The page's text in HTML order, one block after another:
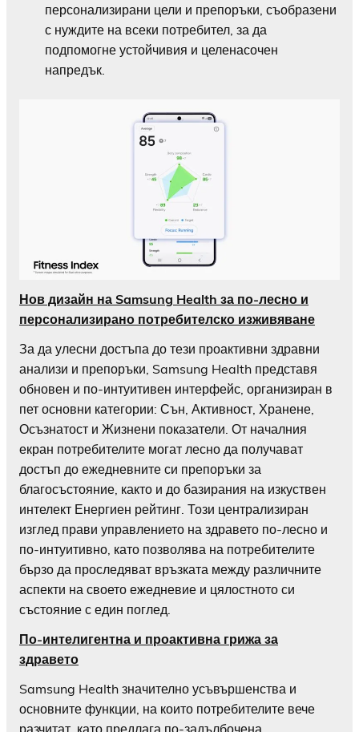
персонализирани цели и препоръки, съобразени
с нуждите на всеки потребител, за да
подпомогне устойчивия и целенасочен
напредък.
Нов дизайн на Samsung Health за по-лесно и
персонализирано потребителско изживяване
За да улесни достъпа до тези проактивни здравни
анализи и препоръки, Samsung Health представя
обновен и по-интуитивен интерфейс, организиран в
пет основни категории: Сън, Активност, Хранене,
Осъзнатост и Жизнени показатели. От началния
екран потребителите могат лесно да получават
достъп до ежедневните си препоръки за
благосъстояние, както и до базирания на изкуствен
интелект Енергиен рейтинг. Този централизиран
изглед прави управлението на здравето по-лесно и
по-интуитивно, като позволява на потребителите
бързо да проследяват връзката между различните
аспекти на своето ежедневие и цялостното си
състояние с един поглед.
По-интелигентна и проактивна грижа за
здравето
Samsung Health значително усъвършенства и
основните функции, на които потребителите вече
разчитат, като предлага по-задълбочена